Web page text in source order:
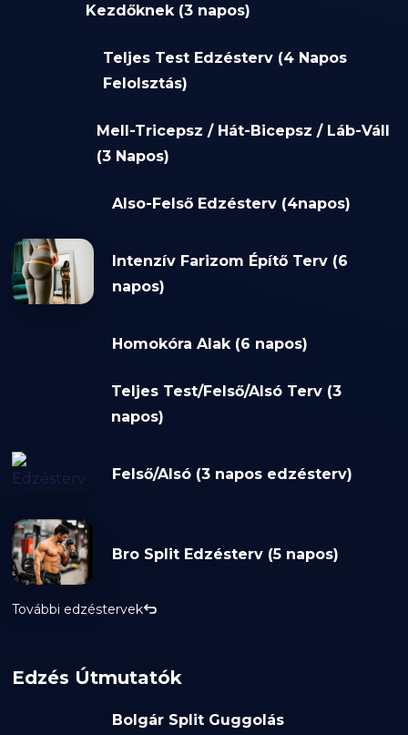
Kezdőknek (3 napos)
Teljes Test Edzésterv (4 Napos
Felolsztás)
Mell-Tricepsz / Hát-Bicepsz / Láb-Váll
(3 Napos)
Also-Felső Edzésterv (4napos)
Intenzív Farizom Építő Terv (6
napos)
Homokóra Alak (6 napos)
Teljes Test/Felső/Alsó Terv (3
napos)
Felső/Alsó (3 napos edzésterv)
Bro Split Edzésterv (5 napos)
További edzéstervek
Edzés Útmutatók
Bolgár Split Guggolás